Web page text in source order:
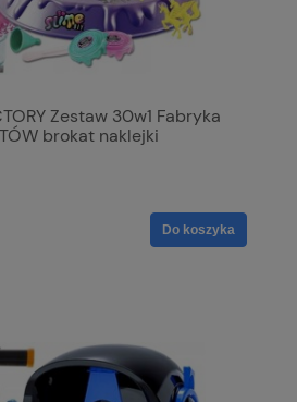
Zestaw 30w1 Fabryka
brokat naklejki
Do koszyka